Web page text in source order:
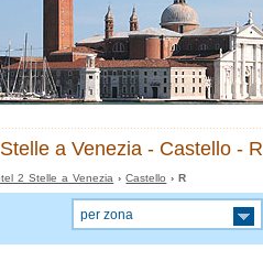
a Venezia - Castello - R
2 Stelle a Venezia ›Castello › R
per zona